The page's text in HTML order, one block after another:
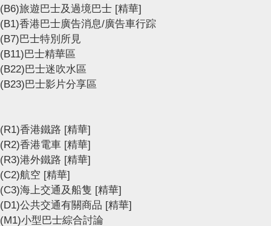
(B6)旅遊巴士及過境巴士 [精華]
(B1)香港巴士廣告消息/廣告車行踪
(B7)巴士特別所見
(B11)巴士精華區
(B22)巴士迷吹水區
(B23)巴士影片分享區
(R1)香港鐵路 [精華]
(R2)香港電車 [精華]
(R3)港外鐵路 [精華]
(C2)航空 [精華]
(C3)海上交通及船隻 [精華]
(D1)公共交通有關商品 [精華]
(M1)小型巴士綜合討論